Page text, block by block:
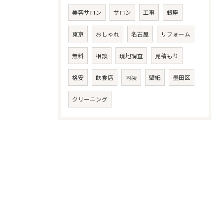
美容サロン サロン 工事 銀座
東京 おしゃれ 名古屋 リフォーム
無料 相談 現地調査 見積もり
格安 飲食店 内装 壁紙 墨田区
クリーニング